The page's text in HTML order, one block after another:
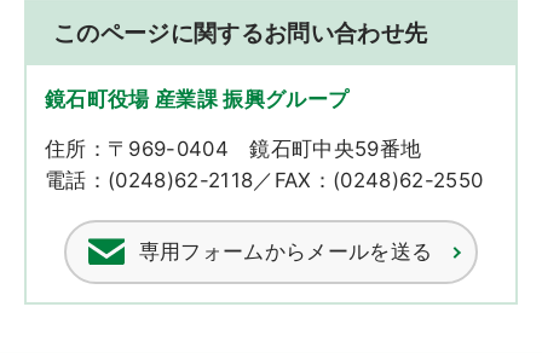
このページに関するお問い合わせ先
鏡石町役場 産業課 振興グループ
住所：〒969-0404 鏡石町中央59番地
電話：(0248)62-2118／FAX：(0248)62-2550
専用フォームからメールを送る